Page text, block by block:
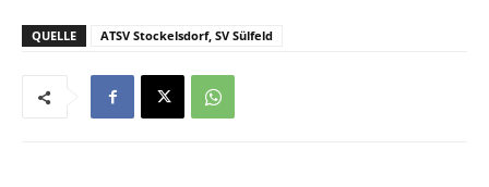
QUELLE ATSV Stockelsdorf, SV Sülfeld